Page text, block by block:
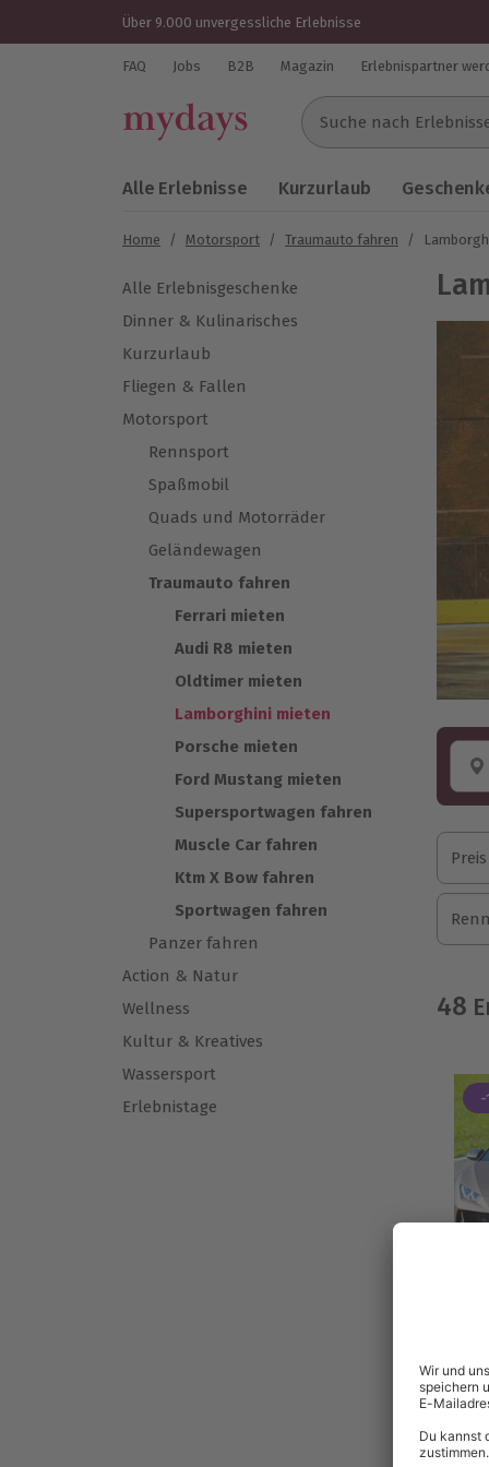
Über 9.000 unvergessliche Erlebnisse
FAQ Jobs B2B Magazin Erlebnispartner
Suche nach
Alle Erlebnisse Kurzurlaub
Home / Motorsport / Traumauto fahren /
Alle Erlebnisgeschenke
Dinner & Kulinarisches
Kurzurlaub
Fliegen & Fallen
Motorsport
Rennsport
Spaßmobil
Quads und Motorräder
Geländewagen
Traumauto fahren
Ferrari mieten
Audi R8 mieten
Oldtimer mieten
Lamborghini mieten
Porsche mieten
Ford Mustang mieten
Supersportwagen fahren
Muscle Car fahren
Ktm X Bow fahren
Sportwagen fahren
Panzer fahren
Action & Natur
Wellness
Kultur & Kreatives
Wassersport
Erlebnistage
Preis
48
-